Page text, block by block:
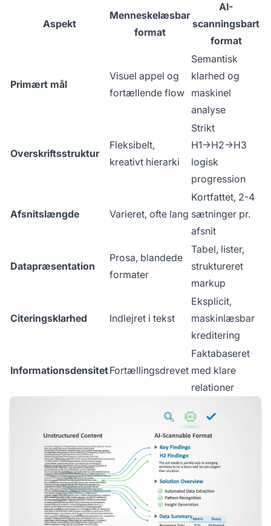
Aspekt
Menneskelæsbar
format
AI-
scanningsbart
format
Primært mål
Visuel appel og
fortællende flow
Semantisk
klarhed og
maskinel
analyse
Overskriftsstruktur
Fleksibelt,
kreativt hierarki
Strikt
H1→H2→H3
logisk
progression
Afsnitslængde Varieret, ofte lang
Kortfattet, 2-4
sætninger pr.
afsnit
Datapræsentation
Prosa, blandede
formater
Tabel, lister,
struktureret
markup
Citeringsklarhed Indlejret i tekst
Eksplicit,
maskinlæsbar
kreditering
InformationsdensitetFortællingsdrevet
Faktabaseret
med klare
relationer